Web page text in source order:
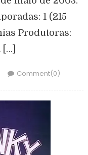
1 (215
Produtoras:
Comment(0)